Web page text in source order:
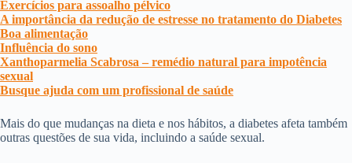
Exercícios para assoalho pélvico
A importância da redução de estresse no tratamento do Diabetes
Boa alimentação
Influência do sono
Xanthoparmelia Scabrosa – remédio natural para impotência
sexual
Busque ajuda com um profissional de saúde
Mais do que mudanças na dieta e nos hábitos, a diabetes afeta também
outras questões de sua vida, incluindo a saúde sexual.